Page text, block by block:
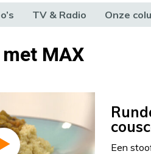
TV & Radio Onze
MAX
Een